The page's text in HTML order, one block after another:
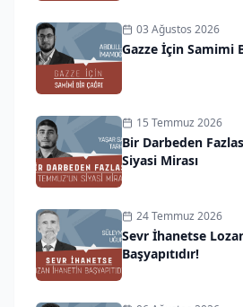
03 Ağustos 2026
Gazze İçin Samimi
15 Temmuz 2026
Bir Darbeden
Siyasi Mirası
24 Temmuz 2026
Sevr İhanetse
Başyapıtıdır!